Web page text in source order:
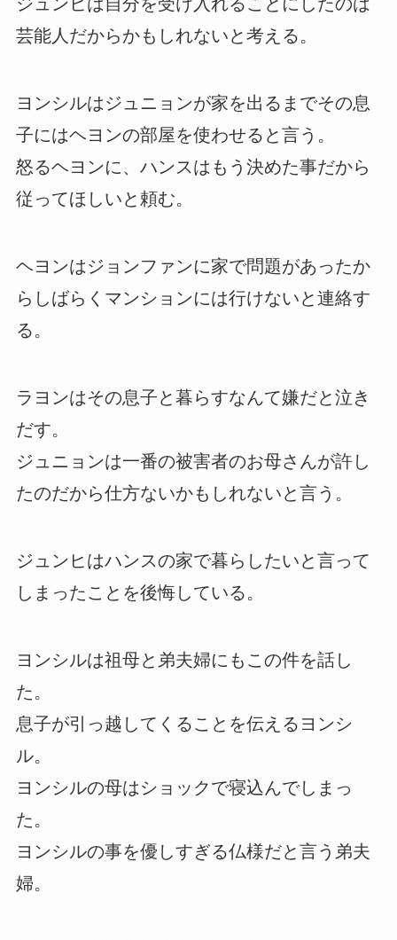
芸能人だからかもしれないと考える。
ヨンシルはジュニョンが家を出るまでその息
子にはヘヨンの部屋を使わせると言う。
怒るヘヨンに、ハンスはもう決めた事だから
従ってほしいと頼む。
ヘヨンはジョンファンに家で問題があったか
らしばらくマンションには行けないと連絡す
る。
ラヨンはその息子と暮らすなんて嫌だと泣き
だす。
ジュニョンは一番の被害者のお母さんが許し
たのだから仕方ないかもしれないと言う。
ジュンヒはハンスの家で暮らしたいと言って
しまったことを後悔している。
ヨンシルは祖母と弟夫婦にもこの件を話し
た。
息子が引っ越してくることを伝えるヨンシ
ル。
ヨンシルの母はショックで寝込んでしまっ
た。
ヨンシルの事を優しすぎる仏様だと言う弟夫
婦。